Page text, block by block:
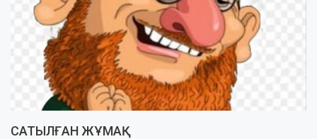
САТЫЛҒАН ЖҰМАҚ